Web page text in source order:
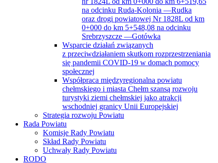
na odcinku Ruda-Kolonia —Rudka
oraz drogi powiatowej Nr 1828L od km
0+000 do km 5+548,08 na odcinku
Srebrzyszcze —Gotówka
Wsparcie działań związanych
z przeciwdziałaniem skutkom rozprzestrzeniania
się pandemii COVID-19 w domach pomocy
społecznej
Współpraca międzyregionalna powiatu
chełmskiego i miasta Chełm szansą rozwoju
turystyki ziemi chełmskiej jako atrakcji
wschodniej granicy Unii Europejskiej
Strategia rozwoju Powiatu
Rada Powiatu
Komisje Rady Powiatu
Skład Rady Powiatu
Uchwały Rady Powiatu
RODO